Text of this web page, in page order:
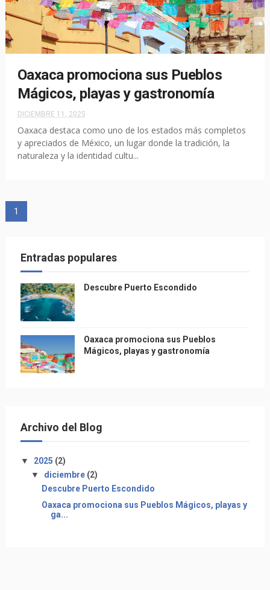
Oaxaca promociona sus Pueblos
Mágicos, playas y gastronomía
DICIEMBRE 11, 2025
Oaxaca destaca como uno de los estados más completos
y apreciados de México, un lugar donde la tradición, la
naturaleza y la identidad cultu...
1
Entradas populares
Descubre Puerto Escondido
Oaxaca promociona sus Pueblos
Mágicos, playas y gastronomía
Archivo del Blog
▼ 2025 (2)
▼ diciembre (2)
Descubre Puerto Escondido
Oaxaca promociona sus Pueblos Mágicos, playas y
ga...